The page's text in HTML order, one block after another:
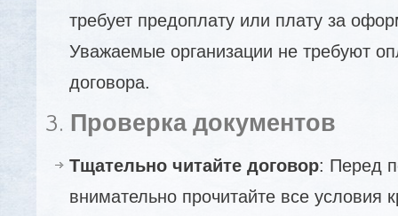
требует предоплату или плату за
Уважаемые организации не требуют
договора.
3. Проверка документов
Тщательно читайте договор: Перед
внимательно прочитайте все условия